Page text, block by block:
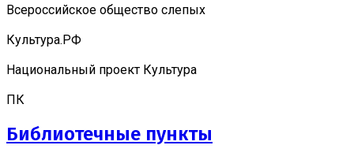
Всероссийское общество слепых
Культура.РФ
Национальный проект Культура
ПК
Библиотечные пункты